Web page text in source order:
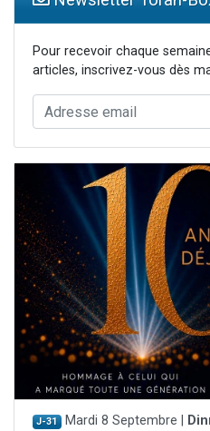
Pour recevoir chaque
articles, inscrivez-vous dès
J-31 Mardi 8 Septembre |